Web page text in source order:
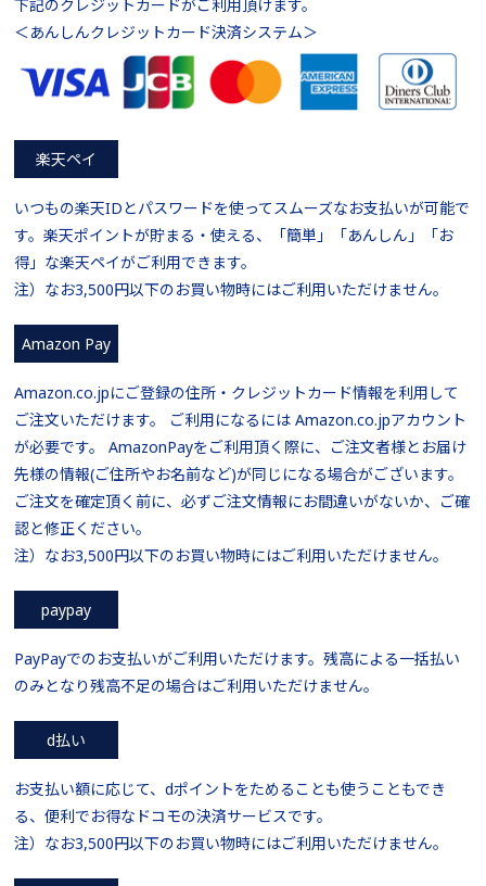
下記のクレジットカードがご利用頂けます。
＜あんしんクレジットカード決済システム＞
楽天ペイ
いつもの楽天IDとパスワードを使ってスムーズなお支払いが可能で
す。楽天ポイントが貯まる・使える、「簡単」「あんしん」「お
得」な楽天ペイがご利用できます。
注）なお3,500円以下のお買い物時にはご利用いただけません。
Amazon Pay
Amazon.co.jpにご登録の住所・クレジットカード情報を利用して
ご注文いただけます。 ご利用になるには Amazon.co.jpアカウント
が必要です。 AmazonPayをご利用頂く際に、ご注文者様とお届け
先様の情報(ご住所やお名前など)が同じになる場合がございます。
ご注文を確定頂く前に、必ずご注文情報にお間違いがないか、ご確
認と修正ください。
注）なお3,500円以下のお買い物時にはご利用いただけません。
paypay
PayPayでのお支払いがご利用いただけます。残高による一括払い
のみとなり残高不足の場合はご利用いただけません。
d払い
お支払い額に応じて、dポイントをためることも使うこともでき
る、便利でお得なドコモの決済サービスです。
注）なお3,500円以下のお買い物時にはご利用いただけません。